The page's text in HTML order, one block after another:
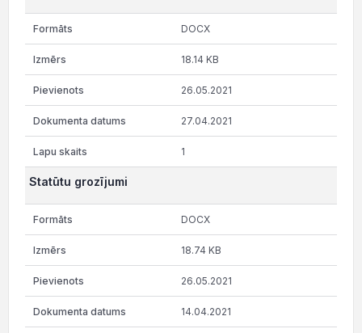
DOCX
18.14 KB
26.05.2021
27.04.2021
1
Statūtu grozījumi
DOCX
18.74 KB
26.05.2021
14.04.2021